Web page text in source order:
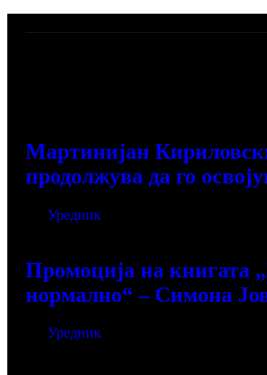
Мартинијан
продолжува да го
Уредник
Промоција на книгата
нормално“ – Симона
Уредник